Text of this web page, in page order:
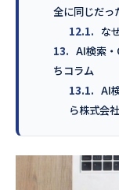
全に同じだっ
12.1. な
13. AI検索
ちコラム
13.1. AI
ら株式会